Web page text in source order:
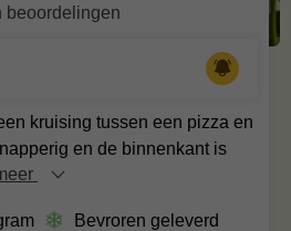
beoordelingen
kruising tussen een pizza en
en de binnenkant is
Bevroren geleverd